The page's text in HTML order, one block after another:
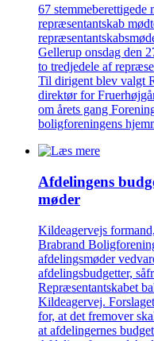
67
repræsentantskab
Gellerup onsdag den
to tredjedele af
Til dirigent blev valgt
direktør for
om årets gang
boligforeningens
Afdelingens
møder
Kildeagervejs
Brabrand
afdelingsmøder
afdelingsbudgetter,
Repræsentantskabet
Kildeagervej.
for, at det fremover
at afdelingernes